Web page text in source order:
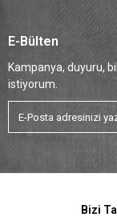
E-Bülten
Kampanya, duyuru,
istiyorum.
Bizi